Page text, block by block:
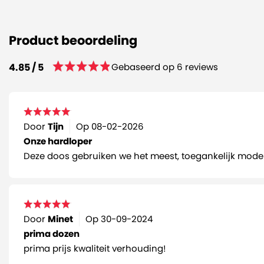
Product beoordeling
4.85 / 5 Gebaseerd op 6 reviews
DoorTijn Op 08-02-2026
Onze hardloper
Deze doos gebruiken we het meest, toegankelijk
Door Minet Op30-09-2024
prima dozen
prima prijs kwaliteit verhouding!